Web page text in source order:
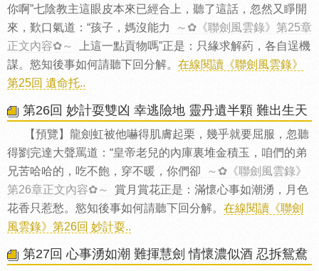
你啊”七陰教主這眼皮本來已經合上，聽了這話，忽然又睜開
來，歎口氣道：“孩子，媽沒能力
～✿《聯劍風雲錄》第25章
正文內容✿～
上這一點貢物嗎”正是：只緣求解葯，各自逞機
謀。慾知後事如何請聽下回分解。 在線閱讀《聯劍風雲錄》
第25回 遺命托..
第26回 妙計耍雙凶 幸逃險地 靈丹遺半顆 難出生天
【預覽】龍劍虹被他嚇得肌膚起栗，幾乎就要屈服，忽聽
得劉完達大聲罵道：“皇帝老兒的內庫裏堆金積玉，咱們的弟
兄苦哈哈的，吃不飽，穿不暖，你們卻
～✿《聯劍風雲錄》
第26章正文內容✿～
賞月賞花正是：滿懷心事如潮湧，月色
花香只惹愁。慾知後事如何請聽下回分解。 在線閱讀《聯劍
風雲錄》第26回 妙計耍..
第27回 心事湧如潮 難揮慧劍 情懷濃似酒 忍拆鴛鴦